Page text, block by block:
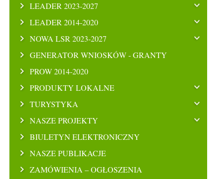
LEADER 2023-2027
LEADER 2014-2020
NOWA LSR 2023-2027
GENERATOR WNIOSKÓW - GRANTY
PROW 2014-2020
PRODUKTY LOKALNE
TURYSTYKA
NASZE PROJEKTY
BIULETYN ELEKTRONICZNY
NASZE PUBLIKACJE
ZAMÓWIENIA – OGŁOSZENIA